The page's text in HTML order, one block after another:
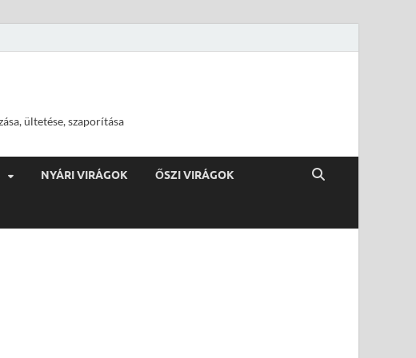
ültetése, szaporítása
NYÁRI VIRÁGOK ŐSZI VIRÁGOK